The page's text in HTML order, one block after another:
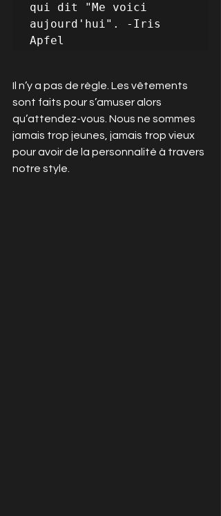
qui dit "Me voici
aujourd'hui". -Iris
Apfel
Il n’y a pas de règle. Les vêtements
sont faits pour s’amuser alors
qu’attendez-vous. Nous ne sommes
jamais trop jeunes, jamais trop vieux
pour avoir de la personnalité à travers
notre style.